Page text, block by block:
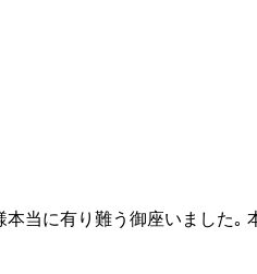
当に有り難う御座いました｡